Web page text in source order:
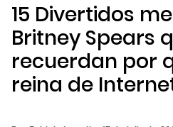
la
navegación
principal
15 Divertidos
Britney Spears
recuerdan por
reina de